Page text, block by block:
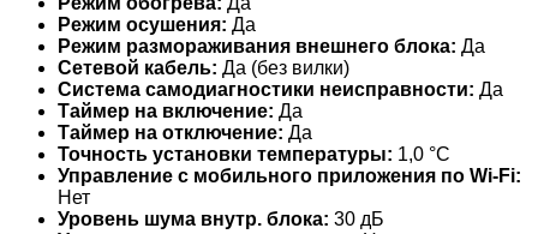
Режим осушения: Да
Режим размораживания внешнего блока: Да
Сетевой кабель: Да (без вилки)
Система самодиагностики неисправности: Да
Таймер на включение: Да
Таймер на отключение: Да
Точность установки температуры: 1,0 °С
Управление c мобильного приложения по Wi-Fi:
Нет
Уровень шума внутр. блока: 30 дБ